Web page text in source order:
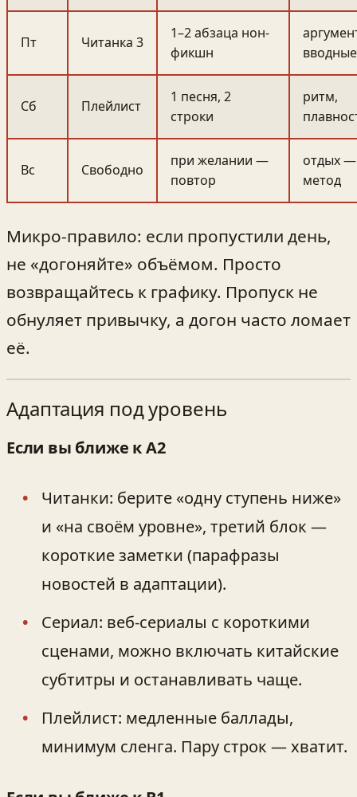
Пт Читанка 3
1–2 абзаца нон-
фикшн
вводные
Сб Плейлист
1 песня, 2
строки
ритм,
Вс Свободно
при желании —
повтор
отдых
метод
Микро‑правило: если пропустили день,
не «догоняйте» объёмом. Просто
возвращайтесь к графику. Пропуск не
обнуляет привычку, а догон часто ломает
её.
Адаптация под уровень
Если вы ближе к A2
Читанки: берите «одну ступень ниже»
и «на своём уровне», третий блок —
короткие заметки (парафразы
новостей в адаптации).
Сериал: веб‑сериалы с короткими
сценами, можно включать китайские
субтитры и останавливать чаще.
Плейлист: медленные баллады,
минимум сленга. Пару строк — хватит.